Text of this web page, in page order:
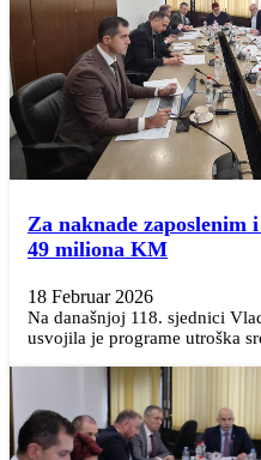
Za naknade zaposlenim
49 miliona KM
18 Februar 2026
Na današnjoj 118. sjednici
usvojila je programe utroška